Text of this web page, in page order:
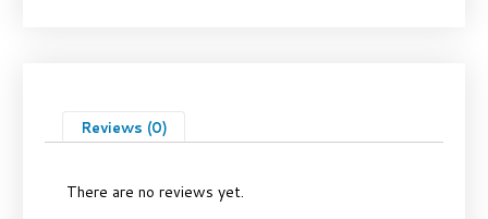
Reviews (0)
There are no reviews yet.